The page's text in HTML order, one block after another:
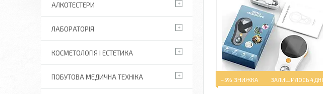
–5% ЗАЛИШИЛОСЬ 4 ДНІ
АЛКОТЕСТЕРИ
ЛАБОРАТОРІЯ
КОСМЕТОЛОГІЯ І ЕСТЕТИКА
ПОБУТОВА МЕДИЧНА ТЕХНІКА